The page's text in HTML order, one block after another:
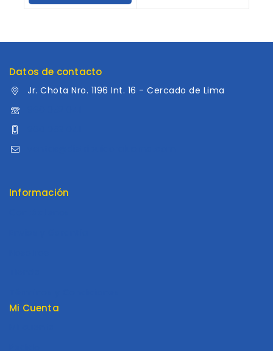
Datos de contacto
Jr. Chota Nro. 1196 Int. 16 - Cercado de Lima
Información
Mi Cuenta